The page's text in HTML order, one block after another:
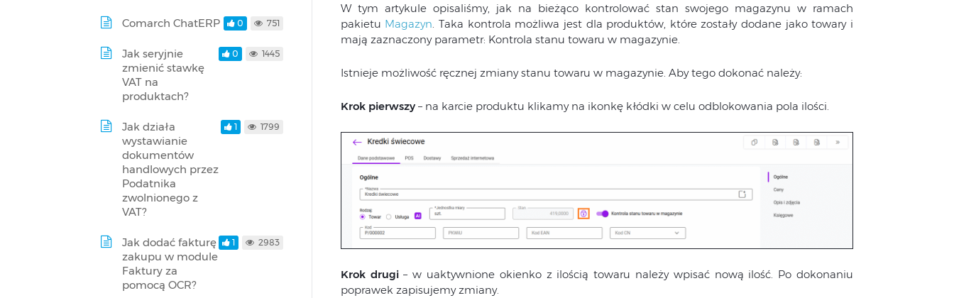
W tym artykule opisaliśmy, jak na bieżąco kontrolować stan swojego magazynu w ramach
pakietu Magazyn. Taka kontrola możliwa jest dla produktów, które zostały dodane jako towary i
mają zaznaczony parametr: Kontrola stanu towaru w magazynie.
Istnieje możliwość ręcznej zmiany stanu towaru w magazynie. Aby tego dokonać należy:
Krok pierwszy– na karcie produktu klikamy na ikonkę kłódki w celu odblokowania pola ilości.
Krok drugi– w uaktywnione okienko z ilością towaru należy wpisać nową ilość. Po dokonaniu
poprawek zapisujemy zmiany.
Comarch ChatERP 0 751
Jak seryjnie
zmienić stawkę
VAT na
produktach?
0 1445
Jak działa
wystawianie
dokumentów
handlowych przez
Podatnika
zwolnionego z
VAT?
1 1799
Jak dodać fakturę
zakupu w module
Faktury za
pomocą OCR?
1 2983